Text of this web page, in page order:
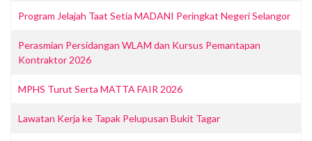
Program Jelajah Taat Setia MADANI Peringkat Negeri Selangor
Perasmian Persidangan WLAM dan Kursus Pemantapan
Kontraktor 2026
MPHS Turut Serta MATTA FAIR 2026
Lawatan Kerja ke Tapak Pelupusan Bukit Tagar